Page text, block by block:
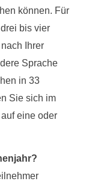
können. Für
bis vier
Ihrer
Sprache
in 33
Sie sich im
eine oder